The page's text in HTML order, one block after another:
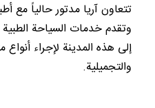
تتعاون آريا مدتور حالياً مع
وتقدم خدمات السياحة
إلى هذه المدينة لإجراء
والتجميلية.